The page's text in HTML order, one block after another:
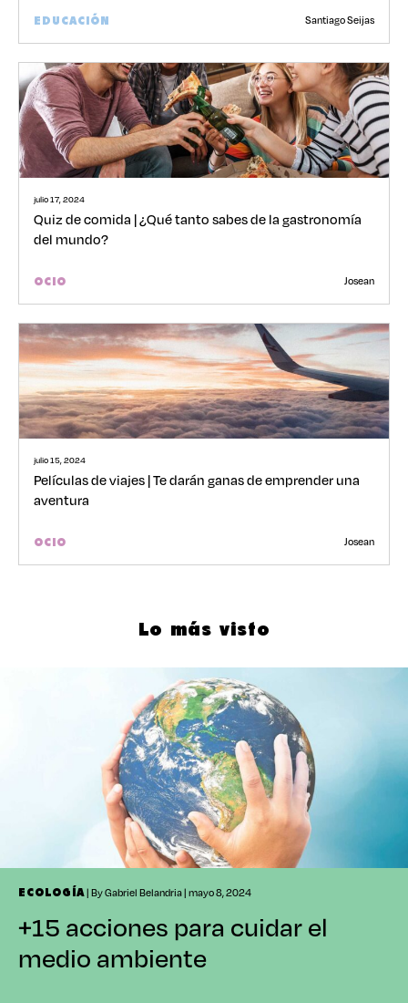
EDUCACIÓN Santiago Seijas
julio 17, 2024
Quiz de comida | ¿Qué tanto sabes de la gastronomía
del mundo?
OCIO Josean
julio 15, 2024
Películas de viajes | Te darán ganas de emprender una
aventura
OCIO Josean
Lo más visto
ECOLOGÍA| By Gabriel Belandria | mayo 8, 2024
+15 acciones para cuidar el
medio ambiente